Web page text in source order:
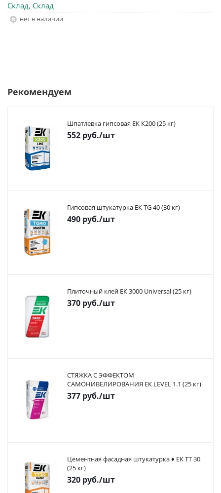
Склад, Склад
Нет в наличии
Рекомендуем
Шпатлевка гипсовая ЕК К200 (25 кг)
552 руб./шт
Гипсовая штукатурка ЕК TG 40 (30 кг)
490 руб./шт
Плиточный клей ЕК 3000 Universal (25 кг)
370 руб./шт
СТЯЖКА С ЭФФЕКТОМ
САМОНИВЕЛИРОВАНИЯ ЕК LEVEL 1.1 (25 кг)
377 руб./шт
Цементная фасадная штукатурка ♦ ЕК ТТ 30
(25 кг)
320 руб./шт